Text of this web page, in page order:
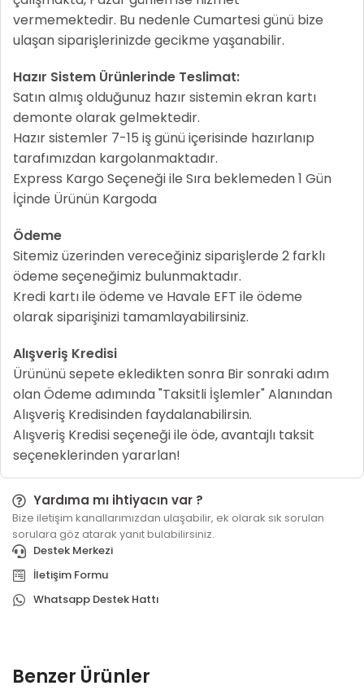
vermemektedir. Bu nedenle Cumartesi günü bize
ulaşan siparişlerinizde gecikme yaşanabilir.
Hazır Sistem Ürünlerinde Teslimat:
Satın almış olduğunuz hazır sistemin ekran kartı
demonte olarak gelmektedir.
Hazır sistemler 7-15 iş günü içerisinde hazırlanıp
tarafımızdan kargolanmaktadır.
Express Kargo Seçeneği ile Sıra beklemeden 1 Gün
İçinde Ürünün Kargoda
Ödeme
Sitemiz üzerinden vereceğiniz siparişlerde 2 farklı
ödeme seçeneğimiz bulunmaktadır.
Kredi kartı ile ödeme ve Havale EFT ile ödeme
olarak siparişinizi tamamlayabilirsiniz.
Alışveriş Kredisi
Ürününü sepete ekledikten sonra Bir sonraki adım
olan Ödeme adımında "Taksitli İşlemler" Alanından
Alışveriş Kredisinden faydalanabilirsin.
Alışveriş Kredisi seçeneği ile öde, avantajlı taksit
seçeneklerinden yararlan!
Yardıma mı ihtiyacın var ?
Bize iletişim kanallarımızdan ulaşabilir, ek olarak sık sorulan
sorulara göz atarak yanıt bulabilirsiniz.
Destek Merkezi
İletişim Formu
Whatsapp Destek Hattı
Benzer Ürünler